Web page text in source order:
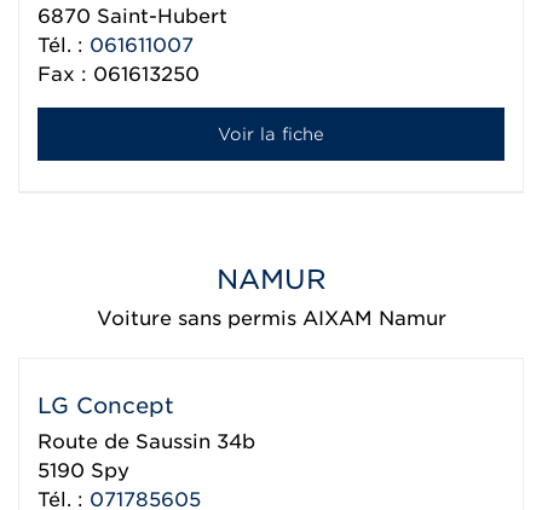
6870 Saint-Hubert
Tél. : 061611007
Fax : 061613250
Voir la fiche
NAMUR
Voiture sans permis AIXAM Namur
LG Concept
Route de Saussin 34b
5190 Spy
Tél. : 071785605